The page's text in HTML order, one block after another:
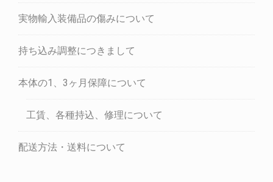
実物輸入装備品の傷みについて
持ち込み調整につきまして
本体の1、3ヶ月保障について
工賃、各種持込、修理について
配送方法・送料について